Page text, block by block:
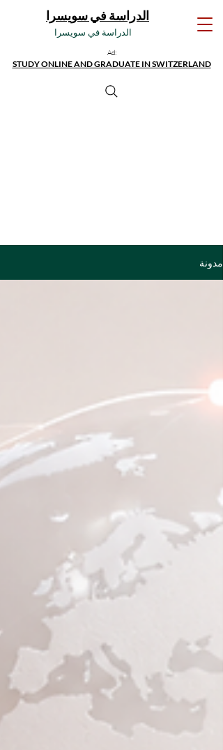
الدراسة في سويسرا
الدراسة في سويسرا
Ad:
STUDY ONLINE AND GRADUATE IN SWITZERLAND
مدونة